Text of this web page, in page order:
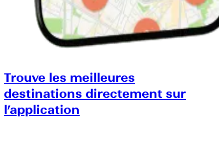
Trouve les meilleures
destinations directement sur
l’application